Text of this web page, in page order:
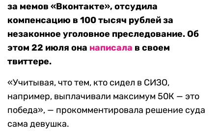
за мемов «Вконтакте», отсудила
компенсацию в 100 тысяч рублей за
незаконное уголовное преследование. Об
этом 22 июля она написала в своем
твиттере.
«Учитывая, что тем, кто сидел в СИЗО,
например, выплачивали максимум 50К — это
победа», — прокомментировала решение суда
сама девушка.